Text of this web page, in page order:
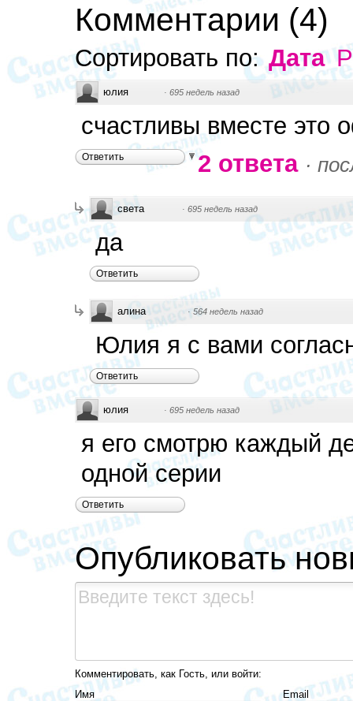
Комментарии (4)
Сортировать по: Дата
юлия · 695 недель назад
счастливы вместе это
Ответить 2 ответа ·
света · 695 недель назад
да
Ответить
алина · 564 недель назад
Юлия я с вами
Ответить
юлия · 695 недель назад
я его смотрю каждый
одной серии
Ответить
Опубликовать
Комментировать, как Гость, или войти:
Имя
Email